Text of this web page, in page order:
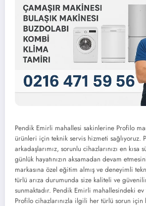
Pendik Emirli mahallesi sakinlerine Profilo
ürünleri için teknik servis hizmeti sağlıyoruz.
arkadaşlarımız, sorunlu cihazlarınızı en kısa
günlük hayatınızın aksamadan devam
markasına özel eğitim almış ve deneyimli
türlü arıza durumunda size kaliteli ve
sunmaktadır. Pendik Emirli mahallesindeki
Profilo cihazlarınızla ilgili her türlü sorun